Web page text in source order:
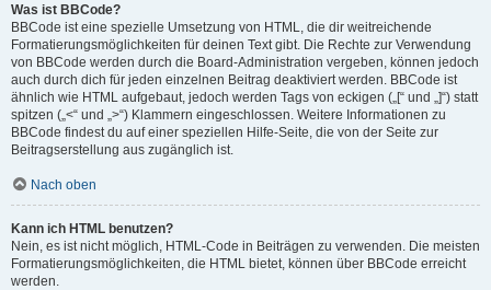
Was ist BBCode?
BBCode ist eine spezielle Umsetzung von HTML, die dir weitreichende
Formatierungsmöglichkeiten für deinen Text gibt. Die Rechte zur Verwendung
von BBCode werden durch die Board-Administration vergeben, können jedoch
auch durch dich für jeden einzelnen Beitrag deaktiviert werden. BBCode ist
ähnlich wie HTML aufgebaut, jedoch werden Tags von eckigen („[“ und „]“) statt
spitzen („<“ und „>“) Klammern eingeschlossen. Weitere Informationen zu
BBCode findest du auf einer speziellen Hilfe-Seite, die von der Seite zur
Beitragserstellung aus zugänglich ist.
Nach oben
Kann ich HTML benutzen?
Nein, es ist nicht möglich, HTML-Code in Beiträgen zu verwenden. Die meisten
Formatierungsmöglichkeiten, die HTML bietet, können über BBCode erreicht
werden.